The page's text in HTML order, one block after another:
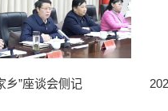
乡”座谈会侧记